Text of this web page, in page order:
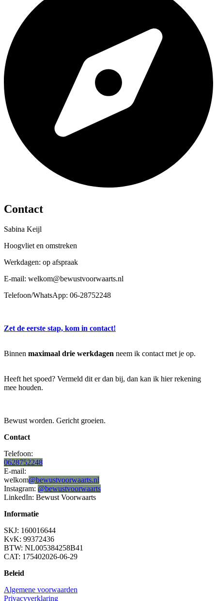
Contact
Sabina Keijl
Hoogvliet en omstreken
Werkdagen: op afspraak
E-mail: welkom@bewustvoorwaarts.nl
Telefoon/WhatsApp: 06-28752248
Zet de eerste stap, kom in contact!
Binnen maximaal drie werkdagen neem ik contact met je op.
Heeft het spoed? Vermeld dit er dan bij, dan kan ik hier rekening
mee houden.
Bewust worden. Gericht groeien.
Contact
Telefoon:
0628752248
E-mail:
welkom@bewustvoorwaarts.nl
Instagram: @bewustvoorwaarts
LinkedIn: Bewust Voorwaarts
Informatie
SKJ: 160016644
KvK: 99372436
BTW: NL005384258B41
CAT: 175402026-06-29
Beleid
Algemene voorwaarden
Privacyverklaring